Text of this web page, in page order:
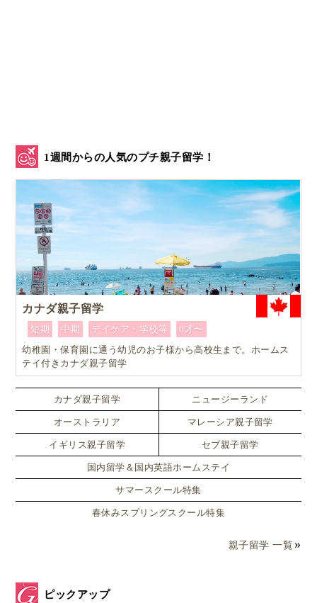
1週間からの人気のプチ親子留学！
カナダ親子留学
短期 中期 デイケア・学校等
0才〜
幼稚園・保育園に通う幼児のお子様から高校生まで。ホームス
テイ付きカナダ親子留学
カナダ親子留学 ニュージーランド
オーストラリア マレーシア親子留学
イギリス親子留学 セブ親子留学
国内留学＆国内英語ホームステイ
サマースクール特集
春休みスプリングスクール特集
親子留学 一覧
ピックアップ